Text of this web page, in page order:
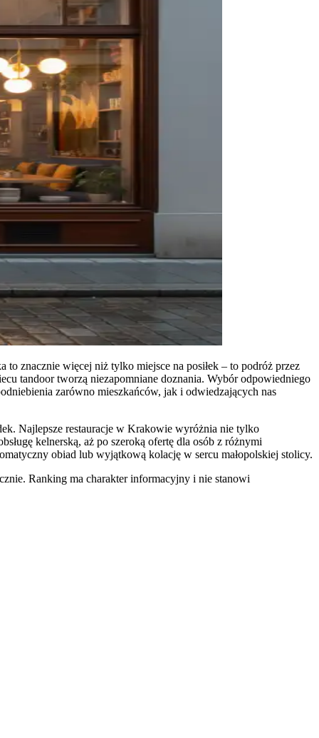
znacznie więcej niż tylko miejsce na posiłek – to podróż przez
tandoor tworzą niezapomniane doznania. Wybór odpowiedniego
zarówno mieszkańców, jak i odwiedzających nas
Najlepsze restauracje w Krakowie wyróżnia nie tylko
kelnerską, aż po szeroką ofertę dla osób z różnymi
obiad lub wyjątkową kolację w sercu małopolskiej stolicy.
Ranking ma charakter informacyjny i nie stanowi